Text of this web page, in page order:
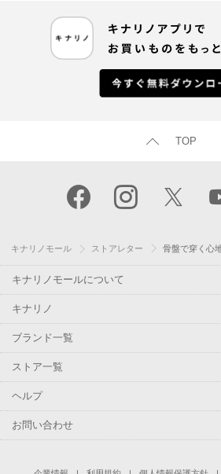
TOP
キナリノモール ストアレター 骨盤で穿く心
キナリノモールについて
キナリノ
ブランド一覧
ストア一覧
ヘルプ
お問い合わせ
企業情報 利用規約 個人情報保護方針